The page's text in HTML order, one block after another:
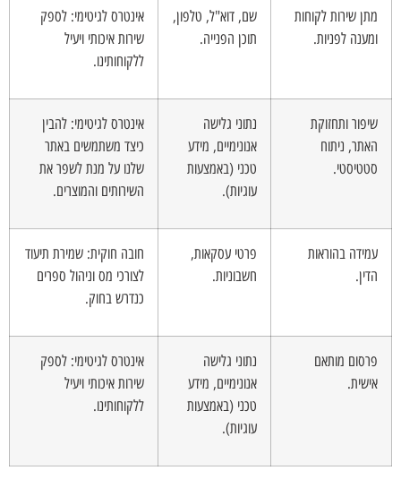
מתן שירות לקוחות
ומענה לפניות.
שם, דוא"ל, טלפון,
תוכן הפנייה.
אינטרס לגיטימי: לספק
שירות איכותי ויעיל
ללקוחותינו.
שיפור ותחזוקת
האתר, ניתוח
סטטיסטי.
נתוני גלישה
אנונימיים, מידע
טכני (באמצעות
עוגיות).
אינטרס לגיטימי: להבין
כיצד משתמשים באתר
שלנו על מנת לשפר את
השירותים והמוצרים.
עמידה בהוראות
הדין.
פרטי עסקאות,
חשבוניות.
חובה חוקית: שמירת תיעוד
לצורכי מס וניהול ספרים
כנדרש בחוק.
פרסום מותאם
אישית.
נתוני גלישה
אנונימיים, מידע
טכני (באמצעות
עוגיות).
אינטרס לגיטימי: לספק
שירות איכותי ויעיל
ללקוחותינו.